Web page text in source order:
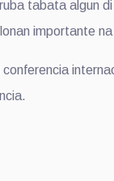
tabata algun
importante